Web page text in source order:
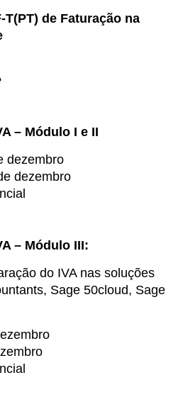
de Faturação na
– Módulo I e II
dezembro
dezembro
– Módulo III:
do IVA nas soluções
Sage 50cloud, Sage